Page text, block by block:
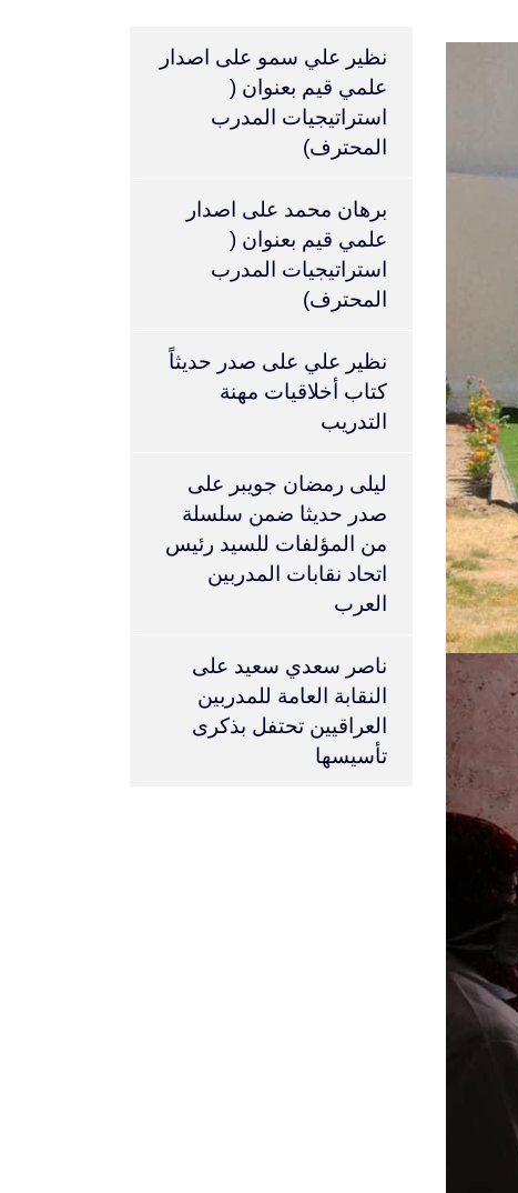
نظير علي سمو على اصدار
علمي قيم بعنوان (
استراتيجيات المدرب
المحترف)
برهان محمد على اصدار
علمي قيم بعنوان (
استراتيجيات المدرب
المحترف)
نظير علي على صدر حديثاً
كتاب أخلاقيات مهنة
التدريب
ليلى رمضان جويبر على
صدر حديثا ضمن سلسلة
من المؤلفات للسيد رئيس
اتحاد نقابات المدربين
العرب
ناصر سعدي سعيد على
النقابة العامة للمدربين
العراقيين تحتفل بذكرى
تأسيسها